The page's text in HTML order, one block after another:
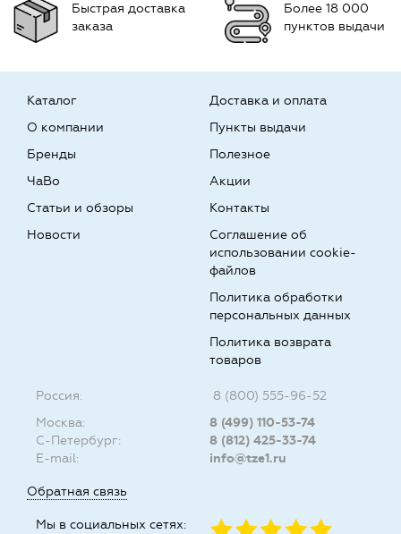
Быстрая доставка
заказа
Более 18 000
пунктов выдачи
Каталог
О компании
Бренды
Доставка и оплата
Пункты выдачи
Полезное
ЧаВо
Статьи и обзоры
Новости
Акции
Контакты
Соглашение об
использовании cookie-
файлов
Политика обработки
персональных данных
Политика возврата
товаров
Россия:
8 (800) 555-96-52
Москва:
8 (499) 110-53-74
С-Петербург:
8 (812) 425-33-74
E-mail:
info@tze1.ru
Обратная связь
Мы в социальных сетях: